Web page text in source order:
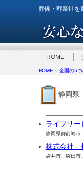
葬儀・葬祭社を
HOME
HOME < 全国の5つ
静岡県
ライフサー
静岡県御前崎市
株式会社
袋井市、磐田市